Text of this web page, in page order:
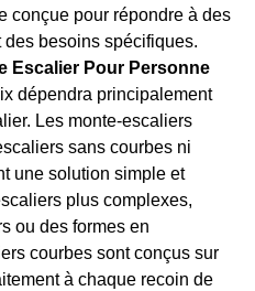
conçue pour répondre à des
besoins spécifiques.
Escalier Pour Personne
dépendra principalement
Les monte-escaliers
sans courbes ni
une solution simple et
plus complexes,
ou des formes en
courbes sont conçus sur
à chaque recoin de